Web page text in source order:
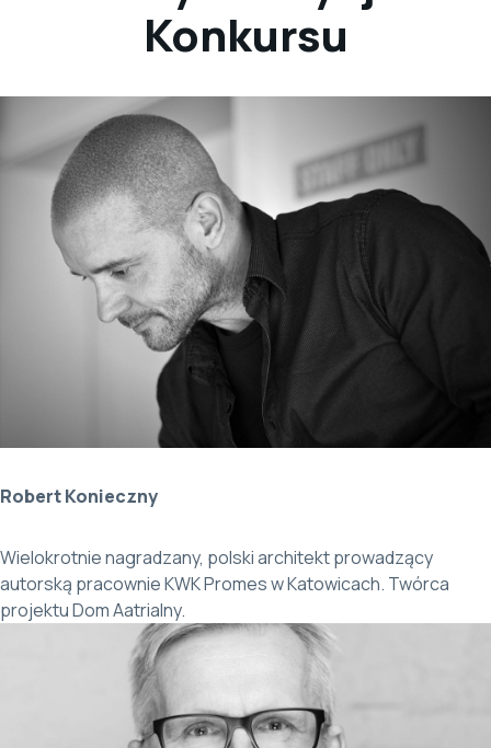
Konkursu
Robert Konieczny
Wielokrotnie nagradzany, polski architekt prowadzący
autorską pracownie KWK Promes w Katowicach. Twórca
projektu Dom Aatrialny.